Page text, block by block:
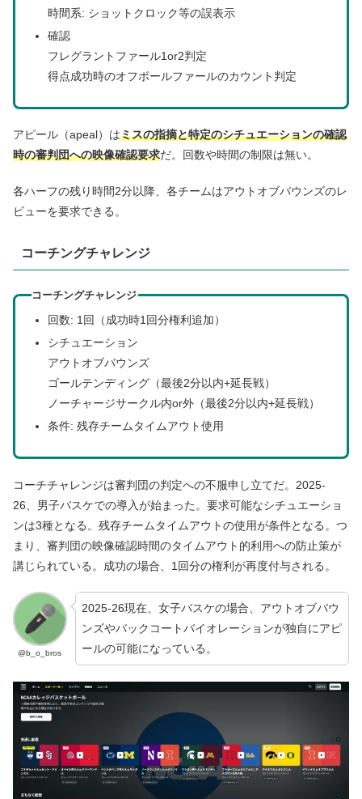
時間系: ショットクロック等の誤表示
確認
フレグラントファール1or2判定
得点成功時のオフボールファールのカウント判定
アピール（apeal）はミスの指摘と特定のシチュエーションの確認
時の審判団への映像確認要求だ。回数や時間の制限は無い。
各ハーフの残り時間2分以降、各チームはアウトオブバウンズのレ
ビューを要求できる。
コーチングチャレンジ
コーチングチャレンジ
回数: 1回（成功時1回分権利追加）
シチュエーション
アウトオブバウンズ
ゴールテンディング（最後2分以内+延長戦）
ノーチャージサークル内or外（最後2分以内+延長戦）
条件: 残存チームタイムアウト使用
コーチチャレンジは審判団の判定への不服申し立てだ。2025-
26、男子バスケでの導入が始まった。要求可能なシチュエーショ
ンは3種となる。残存チームタイムアウトの使用が条件となる。つ
まり、審判団の映像確認時間のタイムアウト的利用への防止策が
講じられている。成功の場合、1回分の権利が再度付与される。
@b_o_bros
2025-26現在、女子バスケの場合、アウトオブバウ
ンズやバックコートバイオレーションが独自にアピ
ールの可能になっている。